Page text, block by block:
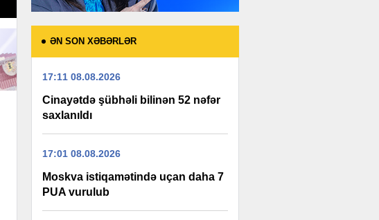
ƏN SON XƏBƏRLƏR
17:11 08.08.2026
Cinayətdə şübhəli bilinən 52 nəfər
saxlanıldı
17:01 08.08.2026
Moskva istiqamətində uçan daha 7
PUA vurulub